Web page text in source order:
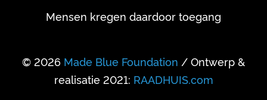
Mensen kregen daardoor toegang
© 2026 Made Blue Foundation / Ontwerp &
realisatie 2021: RAADHUIS.com